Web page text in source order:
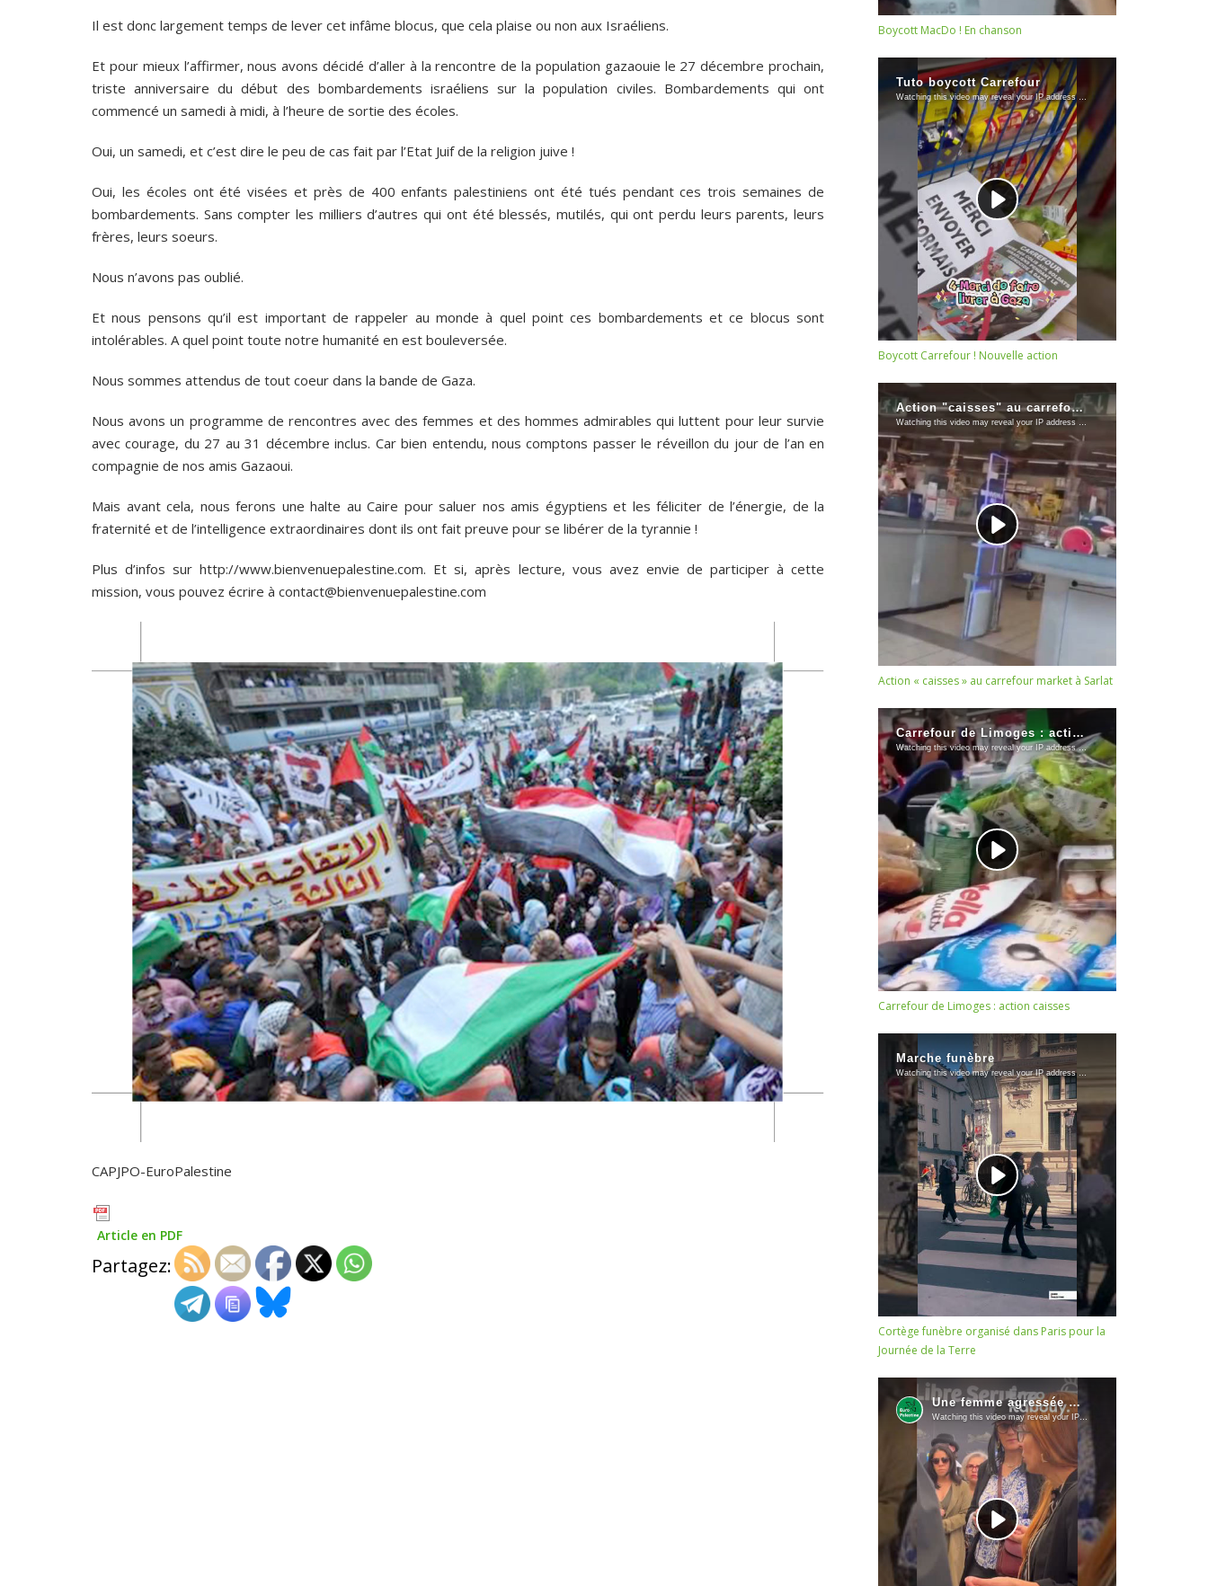
Il est donc largement temps de lever cet infâme blocus, que cela plaise ou non aux Israéliens.
Et pour mieux l’affirmer, nous avons décidé d’aller à la rencontre de la population gazaouie le 27 décembre prochain,
triste anniversaire du début des bombardements israéliens sur la population civiles. Bombardements qui ont
commencé un samedi à midi, à l’heure de sortie des écoles.
Oui, un samedi, et c’est dire le peu de cas fait par l’Etat Juif de la religion juive !
Oui, les écoles ont été visées et près de 400 enfants palestiniens ont été tués pendant ces trois semaines de
bombardements. Sans compter les milliers d’autres qui ont été blessés, mutilés, qui ont perdu leurs parents, leurs
frères, leurs soeurs.
Nous n’avons pas oublié.
Et nous pensons qu’il est important de rappeler au monde à quel point ces bombardements et ce blocus sont
intolérables. A quel point toute notre humanité en est bouleversée.
Nous sommes attendus de tout coeur dans la bande de Gaza.
Nous avons un programme de rencontres avec des femmes et des hommes admirables qui luttent pour leur survie
avec courage, du 27 au 31 décembre inclus. Car bien entendu, nous comptons passer le réveillon du jour de l’an en
compagnie de nos amis Gazaoui.
Mais avant cela, nous ferons une halte au Caire pour saluer nos amis égyptiens et les féliciter de l’énergie, de la
fraternité et de l’intelligence extraordinaires dont ils ont fait preuve pour se libérer de la tyrannie !
Plus d’infos sur http://www.bienvenuepalestine.com. Et si, après lecture, vous avez envie de participer à cette
mission, vous pouvez écrire à contact@bienvenuepalestine.com
CAPJPO-EuroPalestine
Article en PDF
Partagez:
Boycott MacDo ! En chanson
Boycott Carrefour ! Nouvelle action
Action « caisses » au carrefour market à Sarlat
Carrefour de Limoges : action caisses
Cortège funèbre organisé dans Paris pour la
Journée de la Terre